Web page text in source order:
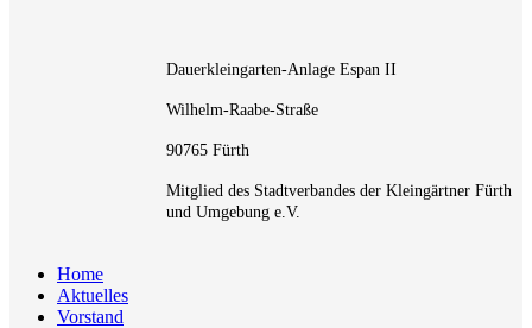
Dauerkleingarten-Anlage Espan II
Wilhelm-Raabe-Straße
90765 Fürth
Mitglied des Stadtverbandes der Kleingärtner Fürth
und Umgebung e.V.
Home
Aktuelles
Vorstand